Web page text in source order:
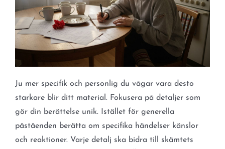
Ju mer specifik och personlig du vågar vara desto
starkare blir ditt material. Fokusera på detaljer som
gör din berättelse unik. Istället för generella
påståenden berätta om specifika händelser känslor
och reaktioner. Varje detalj ska bidra till skämtets